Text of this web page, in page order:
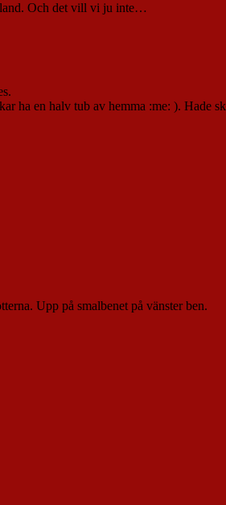
Och det vill vi ju inte…
ha en halv tub av hemma :me: ). Hade
Upp på smalbenet på vänster ben.